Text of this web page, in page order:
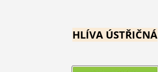
HLÍVA ÚSTŘIČNÁ